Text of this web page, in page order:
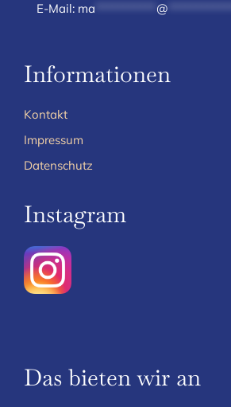
E-Mail: ma @
Informationen
Kontakt
Impressum
Datenschutz
Instagram
Das bieten wir an